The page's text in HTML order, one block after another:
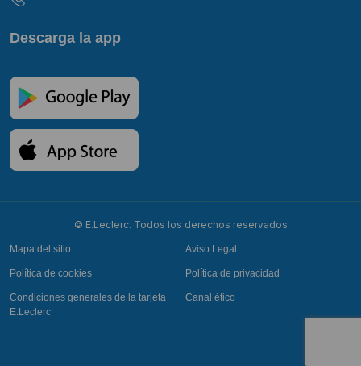
Descarga la app
© E.Leclerc. Todos los derechos reservados
Mapa del sitio Aviso Legal
Política de cookies Política de privacidad
Condiciones generales de la tarjeta
E.Leclerc
Canal ético